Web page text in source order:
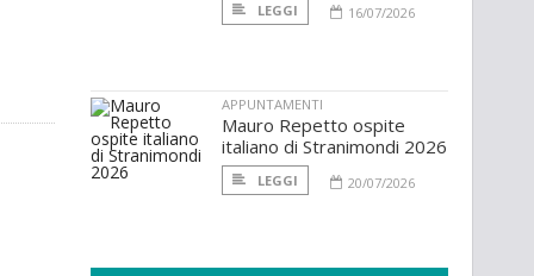
LEGGI 16/07/2026
APPUNTAMENTI
Mauro Repetto ospite
italiano di Stranimondi 2026
LEGGI 20/07/2026